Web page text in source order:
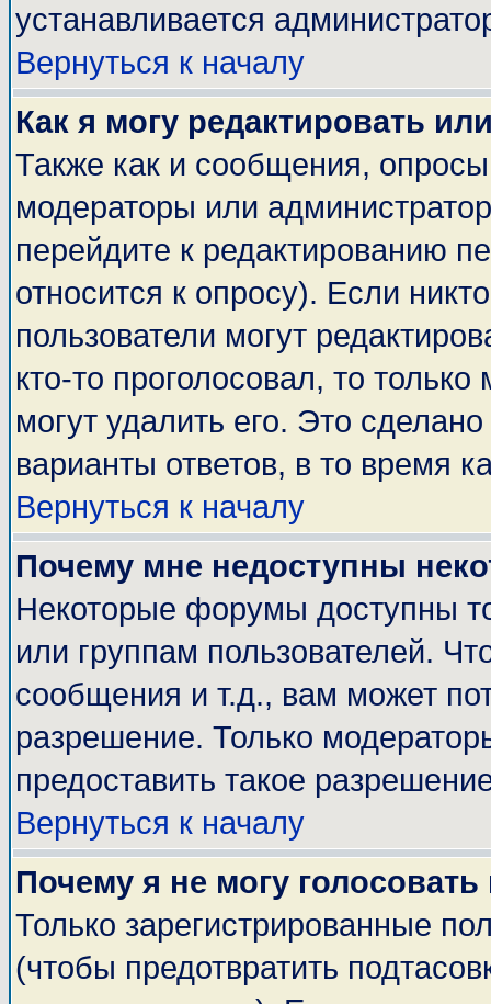
устанавливается
Вернуться к началу
Как я могу редактировать
Также как и сообщения, опросы
модераторы или
перейдите к редактированию
относится к опросу). Если
пользователи могут
кто-то проголосовал, то
могут удалить его. Это
варианты ответов, в то время
Вернуться к началу
Почему мне недоступны
Некоторые форумы доступны
или группам пользователей.
сообщения и т.д., вам может
разрешение. Только
предоставить такое
Вернуться к началу
Почему я не могу
Только зарегистрированные
(чтобы предотвратить